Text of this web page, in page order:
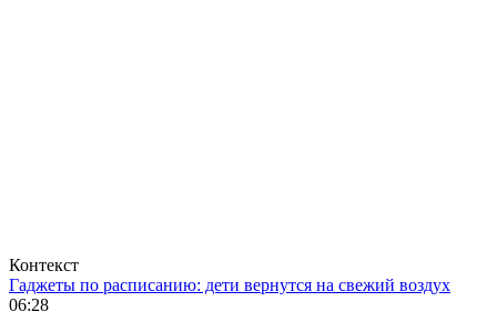
Контекст
Гаджеты по расписанию: дети вернутся на свежий воздух
06:28